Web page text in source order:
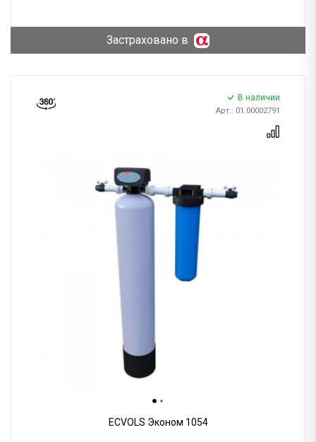
Застраховано в
В наличии
Арт.: 01.00002791
ECVOLS Эконом 1054